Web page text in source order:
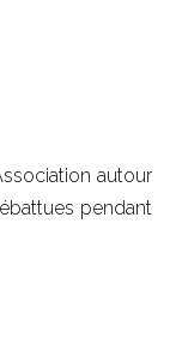
autour
pendant